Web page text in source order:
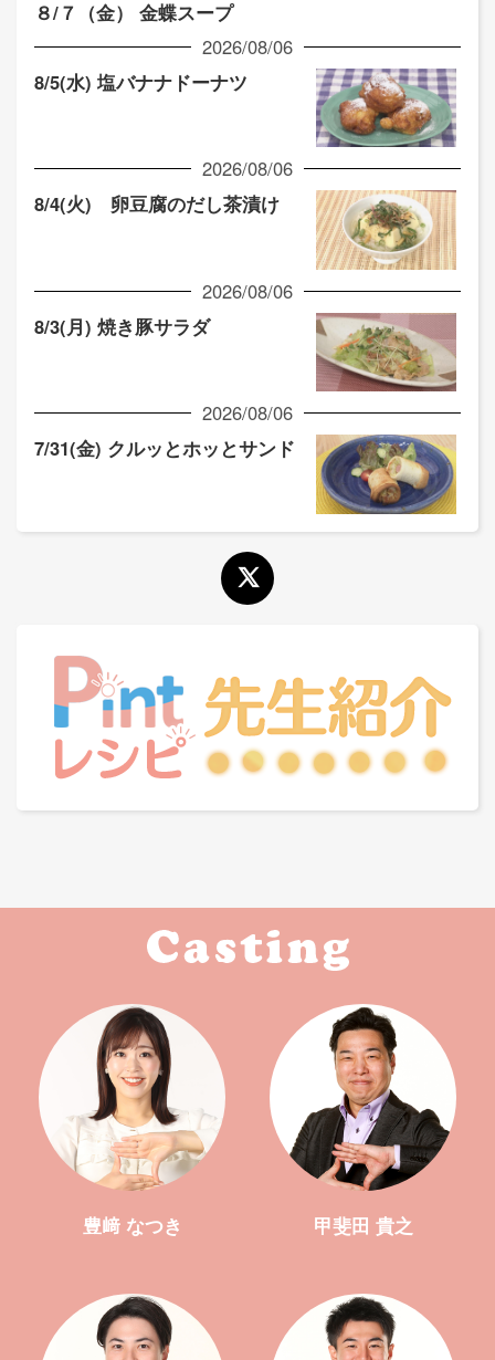
８/７（金） 金蝶スープ
2026/08/06
8/5(水) 塩バナナドーナツ
2026/08/06
8/4(火) 卵豆腐のだし茶漬け
2026/08/06
8/3(月) 焼き豚サラダ
2026/08/06
7/31(金) クルッとホッとサンド
豊﨑 なつき 甲斐田 貴之